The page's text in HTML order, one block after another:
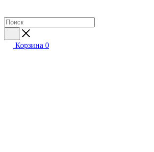
Корзина 0